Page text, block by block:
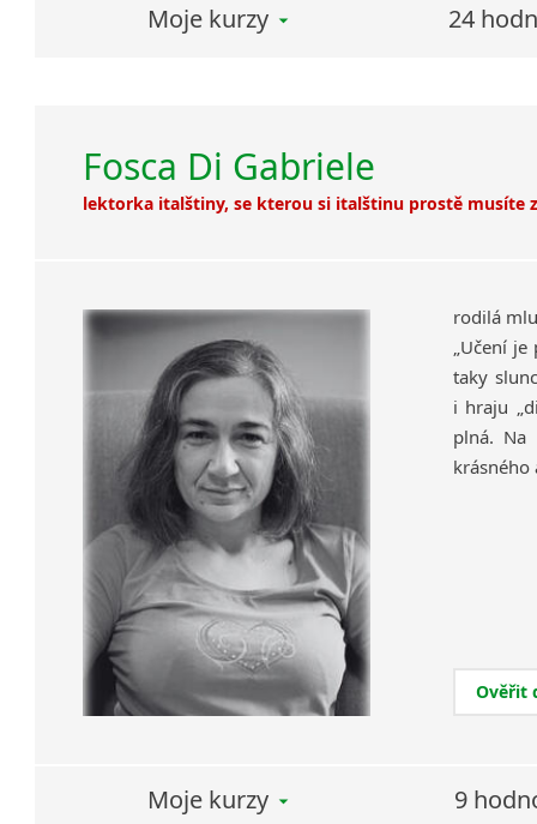
Moje kurzy 24
Fosca Di Gabriele
lektorka italštiny, se kterou si italštinu prostě musíte
rodilá
„Učení
taky
i hraju
plná. Na
krásného
Ověřit
Moje kurzy 9